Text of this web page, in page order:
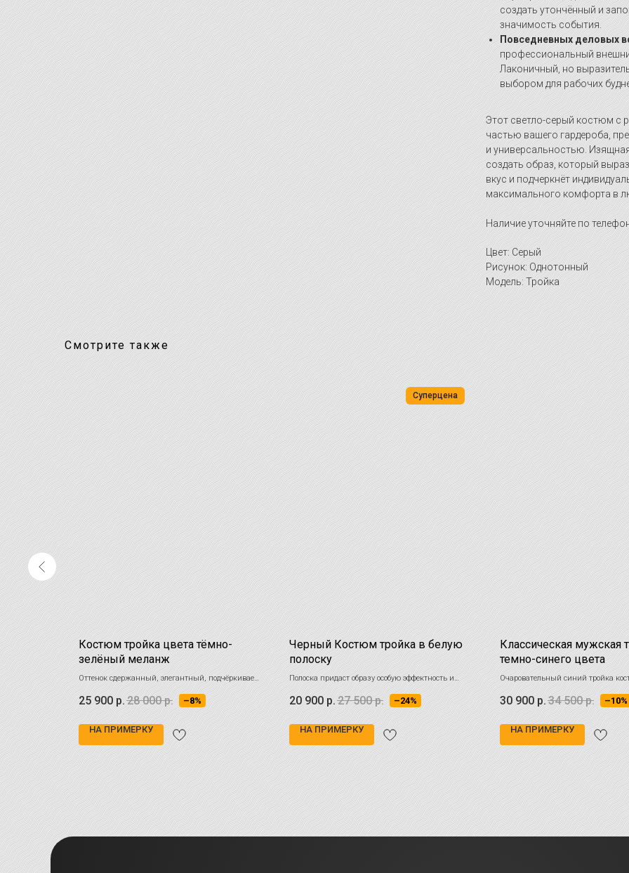
создать утончённый и
значимость события.
Повседневных деловых
профессиональный
Лаконичный, но
выбором для рабочих
Этот светло-серый костюм с
частью вашего гардероба,
и универсальностью.
создать образ, который
вкус и подчеркнёт
максимального комфорта в
Наличие уточняйте по
Цвет: Серый
Рисунок: Однотонный
Модель: Тройка
Смотрите также
ХИТ
Ваш
решением
Костюм тройка цвета тёмно-
зелёный меланж
Оттенок сдержанный, элегантный, подчёркивает
статус и вкус
25 900 р. 28 000 р. –8%
НА ПРИМЕРКУ
Суперцена
Черный Костюм тройка в белую
полоску
Полоска придаст образу особую эффектность и
броскость. Выделяйтесь стилем на бизнес
встречах или торжествах!
20 900 р. 27 500 р. –24%
НА ПРИМЕРКУ
Классическая мужская
темно-синего цвета
Очаровательный синий тройка
выбор для успеха на деловых
торжествах. Стиль, комфорт и
гарантированы!
30 900 р.34 500 р. –10%
НА ПРИМЕРКУ